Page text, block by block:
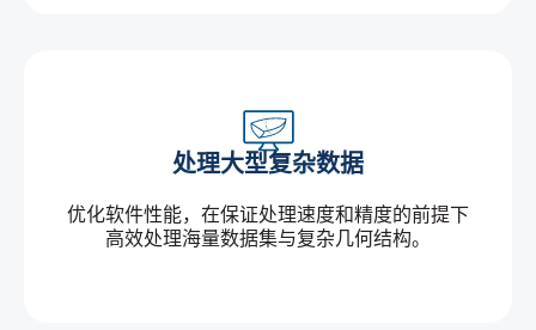
处理大型复杂数据
优化软件性能，在保证处理速度和精度的前提下
高效处理海量数据集与复杂几何结构。